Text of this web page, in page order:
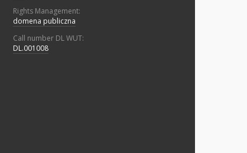
Rights Management:
domena publiczna
Call number DL WUT:
DL.001008